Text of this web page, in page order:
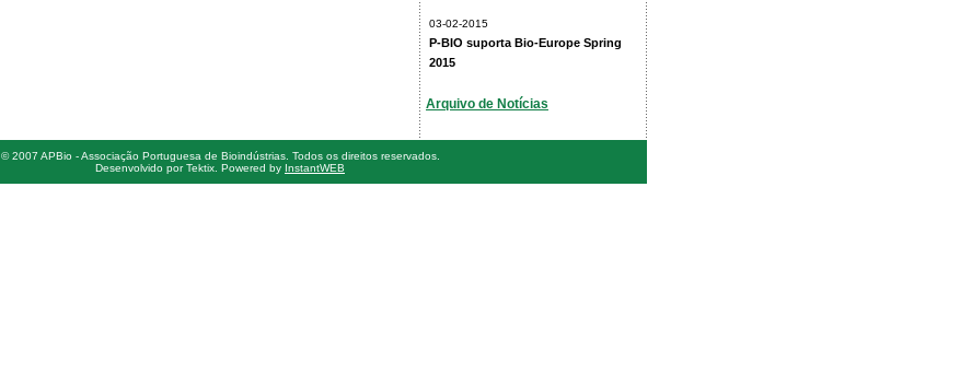
03-02-2015
P-BIO suporta Bio-Europe Spring
2015
Arquivo de Notícias
© 2007 APBio - Associação Portuguesa de Bioindústrias. Todos os direitos reservados.
Desenvolvido por Tektix. Powered by InstantWEB